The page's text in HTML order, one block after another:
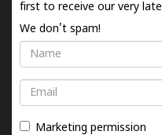
first to receive our very
We don't spam!
Name
Email
Marketing permission